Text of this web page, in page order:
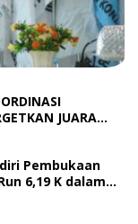
JUARA
Pembukaan
6,19 K dalam